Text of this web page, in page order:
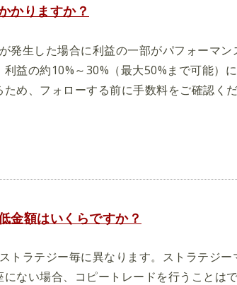
かりますか？
発生した場合に利益の一部がパフォーマン
益の約10%～30%（最大50%まで可能）に
め、フォローする前に手数料をご確認くだ
金額はいくらですか？
トラテジー毎に異なります。ストラテジー
ない場合、コピートレードを行うことは